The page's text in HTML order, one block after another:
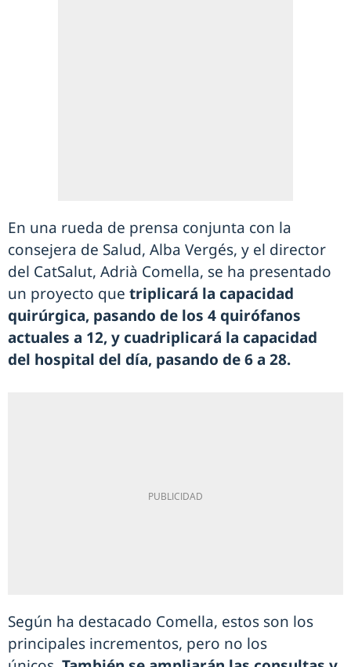
En una rueda de prensa conjunta con la
consejera de Salud, Alba Vergés, y el director
del CatSalut, Adrià Comella, se ha presentado
un proyecto que triplicará la capacidad
quirúrgica, pasando de los 4 quirófanos
actuales a 12, y cuadriplicará la capacidad
del hospital del día, pasando de 6 a 28.
Según ha destacado Comella, estos son los
principales incrementos, pero no los